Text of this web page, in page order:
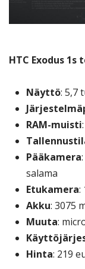
HTC Exodus
Näyttö: 5,7
RAM-muisti
Pääkamera
salama
Etukamera:
Akku: 3075
Muuta:
Hinta: 219